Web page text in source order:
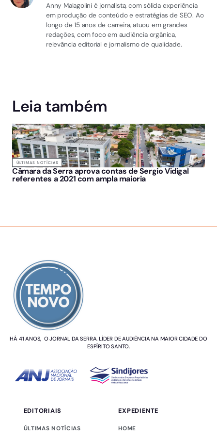
Anny Malagolini é jornalista, com sólida experiência
em produção de conteúdo e estratégias de SEO. Ao
longo de 15 anos de carreira, atuou em grandes
redações, com foco em audiência orgânica,
relevância editorial e jornalismo de qualidade.
Leia também
ÚLTIMAS NOTÍCIAS
Câmara da Serra aprova contas de Sergio Vidigal
referentes a 2021 com ampla maioria
HÁ 41 ANOS, O JORNAL DA SERRA. LÍDER DE AUDIÊNCIA NA MAIOR CIDADE DO
ESPÍRITO SANTO.
EDITORIAIS
ÚLTIMAS NOTÍCIAS
EXPEDIENTE
HOME